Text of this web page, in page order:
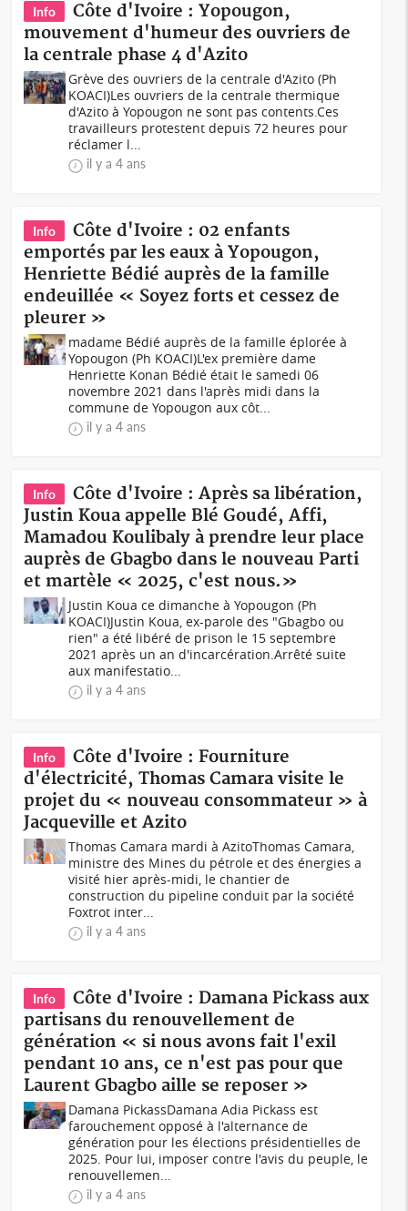
Info
Côte d'Ivoire : Yopougon,
mouvement d'humeur des ouvriers de
la centrale phase 4 d'Azito
Grève des ouvriers de la centrale d'Azito (Ph
KOACI)Les ouvriers de la centrale thermique
d'Azito à Yopougon ne sont pas contents.Ces
travailleurs protestent depuis 72 heures pour
réclamer l...
il y a 4 ans
Info
Côte d'Ivoire : 02 enfants
emportés par les eaux à Yopougon,
Henriette Bédié auprès de la famille
endeuillée « Soyez forts et cessez de
pleurer »
madame Bédié auprès de la famille éplorée à
Yopougon (Ph KOACI)L'ex première dame
Henriette Konan Bédié était le samedi 06
novembre 2021 dans l'après midi dans la
commune de Yopougon aux côt...
il y a 4 ans
Info
Côte d'Ivoire : Après sa libération,
Justin Koua appelle Blé Goudé, Affi,
Mamadou Koulibaly à prendre leur place
auprès de Gbagbo dans le nouveau Parti
et martèle « 2025, c'est nous.»
Justin Koua ce dimanche à Yopougon (Ph
KOACI)Justin Koua, ex-parole des "Gbagbo ou
rien" a été libéré de prison le 15 septembre
2021 après un an d'incarcération.Arrêté suite
aux manifestatio...
il y a 4 ans
Info
Côte d'Ivoire : Fourniture
d'électricité, Thomas Camara visite le
projet du « nouveau consommateur » à
Jacqueville et Azito
Thomas Camara mardi à AzitoThomas Camara,
ministre des Mines du pétrole et des énergies a
visité hier après-midi, le chantier de
construction du pipeline conduit par la société
Foxtrot inter...
il y a 4 ans
Info
Côte d'Ivoire : Damana Pickass aux
partisans du renouvellement de
génération « si nous avons fait l'exil
pendant 10 ans, ce n'est pas pour que
Laurent Gbagbo aille se reposer »
Damana PickassDamana Adia Pickass est
farouchement opposé à l'alternance de
génération pour les élections présidentielles de
2025. Pour lui, imposer contre l'avis du peuple, le
renouvellemen...
il y a 4 ans